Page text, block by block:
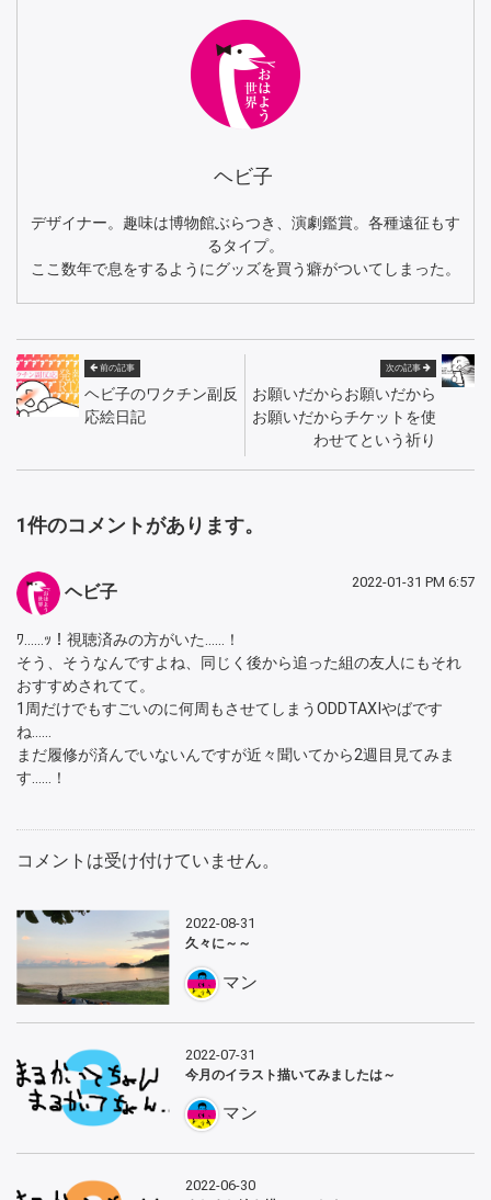
ヘビ子
デザイナー。趣味は博物館ぶらつき、演劇鑑賞。各種遠征もす
るタイプ。
ここ数年で息をするようにグッズを買う癖がついてしまった。
前の記事
ヘビ子のワクチン副反
応絵日記
次の記事
お願いだからお願いだから
お願いだからチケットを使
わせてという祈り
1件のコメントがあります。
ヘビ子 2022-01-31 PM 6:57
ﾜ……ｯ！視聴済みの方がいた……！
そう、そうなんですよね、同じく後から追った組の友人にもそれ
おすすめされてて。
1周だけでもすごいのに何周もさせてしまうODDTAXIやばです
ね……
まだ履修が済んでいないんですが近々聞いてから2週目見てみま
す……！
コメントは受け付けていません。
2022-08-31
久々に～～
マン
2022-07-31
今月のイラスト描いてみましたは～
マン
2022-06-30